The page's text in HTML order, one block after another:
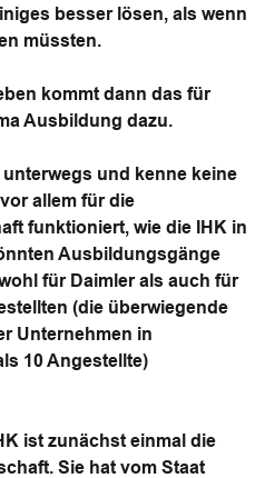
besser lösen, als wenn
müssten.
kommt dann das für
Ausbildung dazu.
und kenne keine
allem für die
funktioniert, wie die IHK in
Ausbildungsgänge
für Daimler als auch für
(die überwiegende
Unternehmen in
10 Angestellte)
ist zunächst einmal die
Sie hat vom Staat